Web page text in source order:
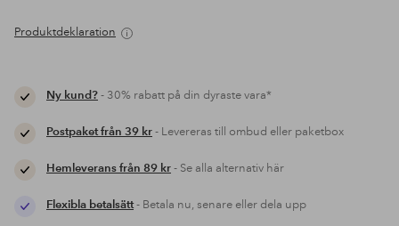
Produktdeklaration
Ny kund?- 30% rabatt på din dyraste vara*
Postpaket från 39 kr- Levereras till ombud eller paketbox
Hemleverans från 89 kr- Se alla alternativ här
Flexibla betalsätt- Betala nu, senare eller dela upp